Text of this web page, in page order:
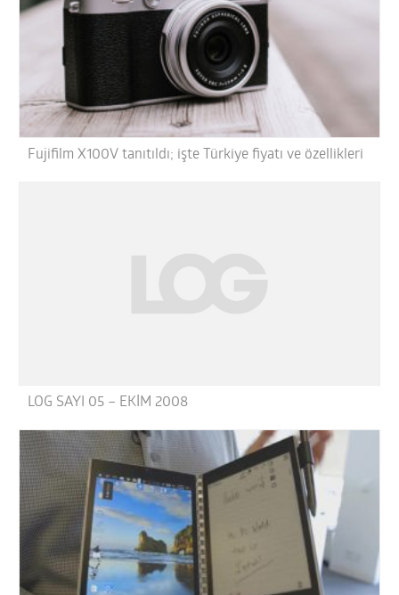
Fujifilm X100V tanıtıldı; işte Türkiye fiyatı ve özellikleri
LOG SAYI 05 – EKİM 2008